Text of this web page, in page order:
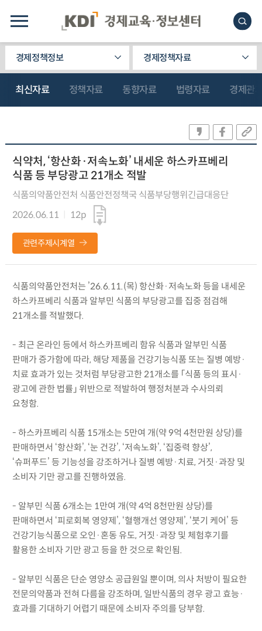
경제정책정보 경제정책자료
최신자료 정책자료 동향자료 법령자료 경제관
식약처, ‘항산화·저속노화’ 내세운 하스카프베리
식품 등 부당광고 21개소 적발
식품의약품안전처 식품안전정책국 식품부당행위긴급대응단
2026.06.11
12p
관련주제시계열
식품의약품안전처는 ’26.6.11.(목) 항산화·저속노화 등을 내세운
하스카프베리 식품과 알부민 식품의 부당광고를 집중 점검해
21개소를 적발했다.
- 최근 온라인 등에서 하스카프베리 함유 식품과 알부민 식품
판매가 증가함에 따라, 해당 제품을 건강기능식품 또는 질병 예방·
치료 효과가 있는 것처럼 부당광고한 21개소를 「식품 등의 표시·
광고에 관한 법률」 위반으로 적발하여 행정처분과 수사의뢰
요청함.
- 하스카프베리 식품 15개소는 5만여 개(약 9억 4천만원 상당)를
판매하면서 ‘항산화’, ‘눈 건강’, ‘저속노화’, ‘집중력 향상’,
‘슈퍼푸드’ 등 기능성을 강조하거나 질병 예방·치료, 거짓·과장 및
소비자 기만 광고를 진행하였음.
- 알부민 식품 6개소는 1만여 개(약 4억 8천만원 상당)를
판매하면서 ‘피로회복 영양제’, ‘혈행개선 영양제’, ‘붓기 케어’ 등
건강기능식품으로 오인·혼동 유도, 거짓·과장 및 체험후기를
활용한 소비자 기만 광고 등을 한 것으로 확인됨.
- 알부민 식품은 단순 영양소 공급원일 뿐이며, 의사 처방이 필요한
전문의약품과 전혀 다름을 강조하며, 일반식품의 경우 광고 효능·
효과를 기대하기 어렵기 때문에 소비자 주의를 당부함.